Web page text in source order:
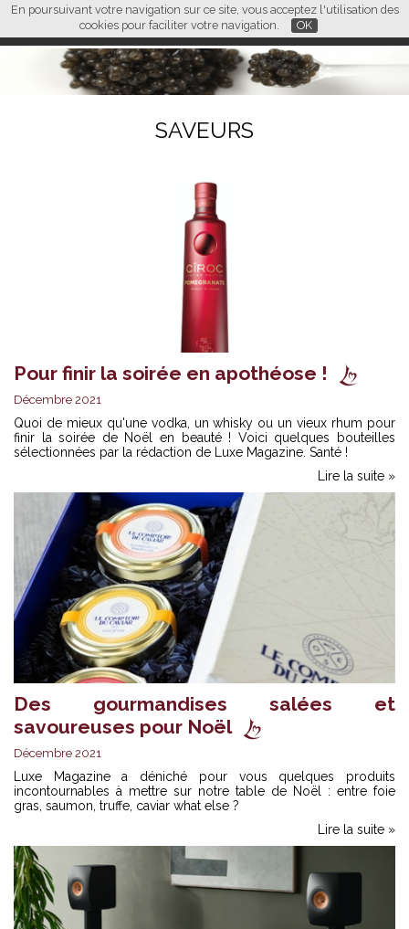
En poursuivant votre navigation sur ce site, vous acceptez l'utilisation des
cookies pour faciliter votre navigation.
OK
FR EN CN
L M
SAVEURS
Pour finir la soirée en apothéose !
Décembre 2021
Quoi de mieux qu'une vodka, un whisky ou un vieux rhum pour
finir la soirée de Noël en beauté ! Voici quelques bouteilles
sélectionnées par la rédaction de Luxe Magazine. Santé !
Lire la suite »
Des gourmandises salées et
savoureuses pour Noël
Décembre 2021
Luxe Magazine a déniché pour vous quelques produits
incontournables à mettre sur notre table de Noël : entre foie
gras, saumon, truffe, caviar what else ?
Lire la suite »